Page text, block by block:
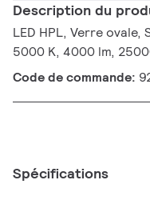
Description du
LED HPL, Verre ovale,
5000 K, 4000 lm,
Code de commande:
Spécifications